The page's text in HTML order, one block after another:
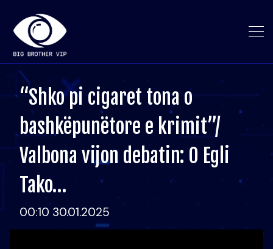
“Shko pi cigaret tona o
bashkëpunëtore e krimit”/
Valbona vijon debatin: O Egli
Tako…
00:10 30.01.2025